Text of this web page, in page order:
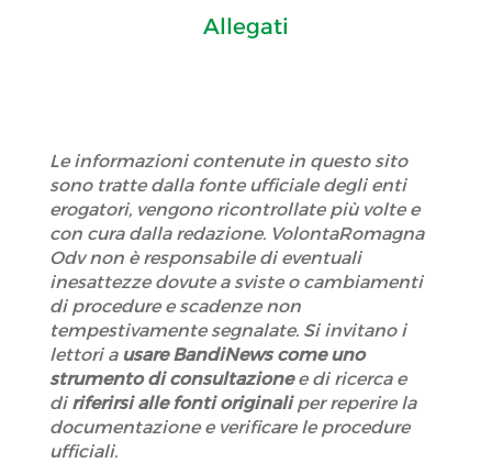
Allegati
Le informazioni contenute in questo sito
sono tratte dalla fonte ufficiale degli enti
erogatori, vengono ricontrollate più volte e
con cura dalla redazione. VolontaRomagna
Odv non è responsabile di eventuali
inesattezze dovute a sviste o cambiamenti
di procedure e scadenze non
tempestivamente segnalate. Si invitano i
lettori a usare BandiNews come uno
strumento di consultazione e di ricerca e
di riferirsi alle fonti originali per reperire la
documentazione e verificare le procedure
ufficiali.